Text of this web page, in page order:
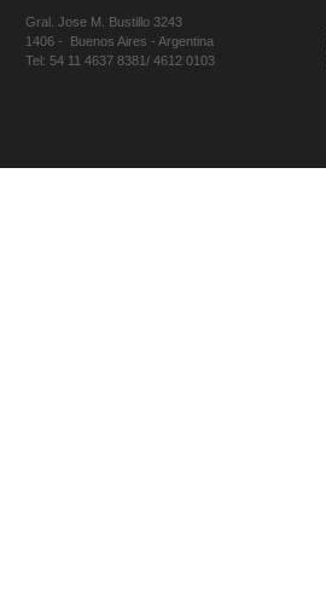
Gral. Jose M. Bustillo 3243
1406 - Buenos Aires - Argentina
Tel: 54 11 4637 8381/ 4612 0103